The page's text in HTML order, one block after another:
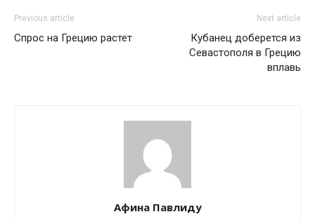
Previous article
Спрос на Грецию растет
Next article
Кубанец доберется из
Севастополя в Грецию
вплавь
Афина Павлиду